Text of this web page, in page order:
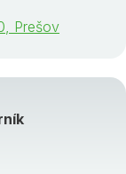
Prešov